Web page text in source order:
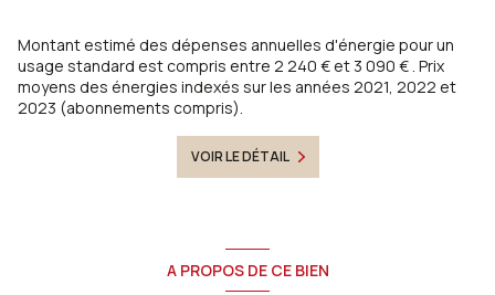
Montant estimé des dépenses annuelles d'énergie pour un
usage standard est compris entre 2 240 € et 3 090 € . Prix
moyens des énergies indexés sur les années 2021, 2022 et
2023 (abonnements compris).
VOIR LE DÉTAIL
A PROPOS DE CE BIEN